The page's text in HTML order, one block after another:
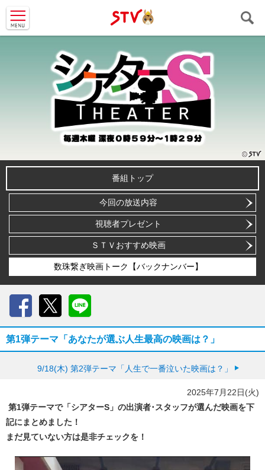
ＳＴＶ札
幌テレビ
番組トップ
今回の放送内容
視聴者プレゼント
ＳＴＶおすすめ映画
数珠繋ぎ映画トーク【バックナンバー】
第1弾テーマ「あなたが選ぶ人生最高の映画は？」
9/18(木) 第2弾テーマ「人生で一番泣いた映画は？」
2025年7月22日(火)
第1弾テーマで「シアターS」の出演者･スタッフが選んだ映画を下
記にまとめました！
まだ見ていない方は是非チェックを！